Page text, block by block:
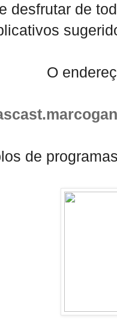
desfrutar de
O
de